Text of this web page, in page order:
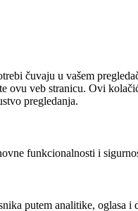
čuvaju u vašem
veb stranicu. Ovi
pregledanja.
funkcionalnosti i
putem analitike, oglasa i